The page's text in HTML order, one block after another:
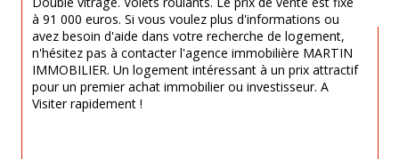
à 91 000 euros. Si vous voulez plus d'informations ou
avez besoin d'aide dans votre recherche de logement,
n'hésitez pas à contacter l'agence immobilière MARTIN
IMMOBILIER. Un logement intéressant à un prix attractif
pour un premier achat immobilier ou investisseur. A
Visiter rapidement !